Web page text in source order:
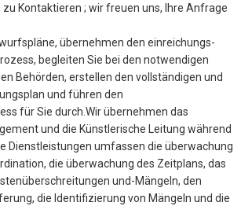
zu Kontaktieren ; wir freuen uns, Ihre Anfrage
übernehmen den einreichungs-
begleiten Sie bei den notwendigen
Behörden, erstellen den vollständigen und
und führen den
für Sie durch.Wir übernehmen das
und die Künstlerische Leitung während
Dienstleistungen umfassen die überwachung
die überwachung des Zeitplans, das
und-Mängeln, den
die Identifizierung von Mängeln und die